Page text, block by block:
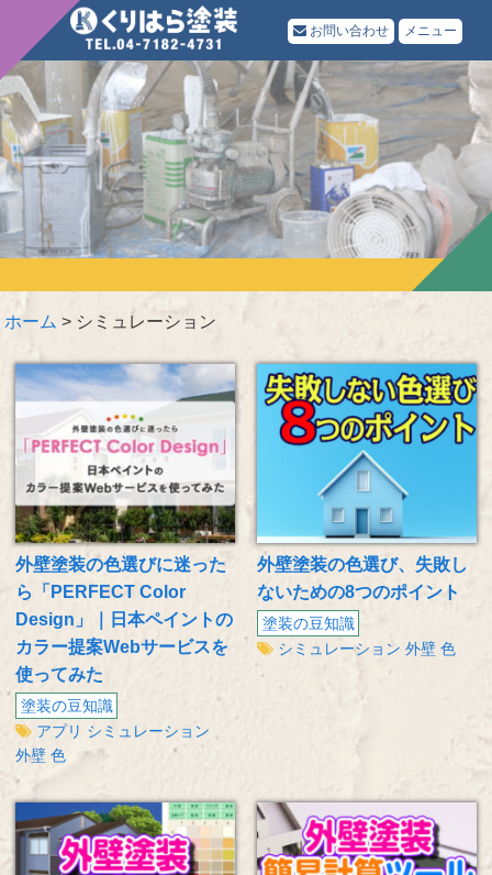
お問い合わせ メニュー
ホーム > シミュレーション
外壁塗装の色選びに迷った
ら「PERFECT Color
Design」｜日本ペイントの
カラー提案Webサービスを
使ってみた
塗装の豆知識
アプリ シミュレーション
外壁 色
外壁塗装の色選び、失敗し
ないための8つのポイント
塗装の豆知識
シミュレーション 外壁 色